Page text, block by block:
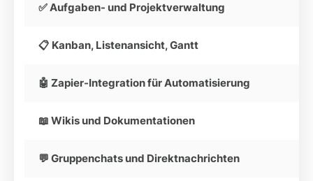
✅ Aufgaben- und Projektverwaltung
📋 Kanban, Listenansicht, Gantt
🤖 Zapier-Integration für Automatisierung
📖 Wikis und Dokumentationen
💬 Gruppenchats und Direktnachrichten